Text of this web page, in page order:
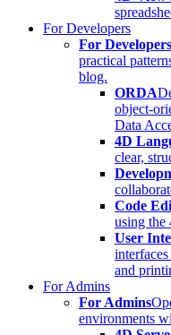
For Developers
For Developers
practical
blog.
ORDA
object-
Data
4D
clear,
Code
using the
User
and
For Admins
For Admins
environments